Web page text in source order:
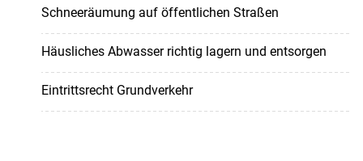
Schneeräumung auf öffentlichen Straßen
Häusliches Abwasser richtig lagern und entsorgen
Eintrittsrecht Grundverkehr